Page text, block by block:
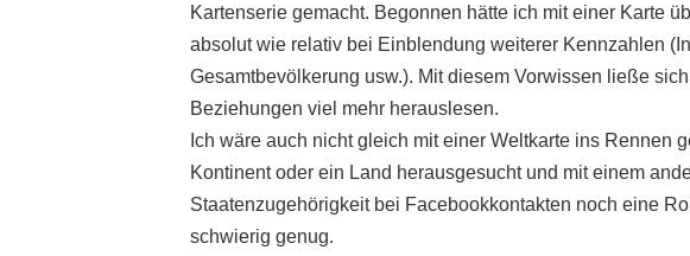
Kartenserie gemacht. Begonnen hätte ich mit einer Karte
absolut wie relativ bei Einblendung weiterer Kennzahlen
Gesamtbevölkerung usw.). Mit diesem Vorwissen ließe
Beziehungen viel mehr herauslesen.
Ich wäre auch nicht gleich mit einer Weltkarte ins Rennen
Kontinent oder ein Land herausgesucht und mit einem
Staatenzugehörigkeit bei Facebookkontakten noch eine
schwierig genug.